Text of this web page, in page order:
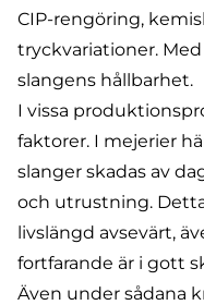
CIP-rengöring,
tryckvariationer.
slangens hållbarhet.
I vissa
faktorer. I mejerier
slanger skadas av
och utrustning.
livslängd avsevärt,
fortfarande är i gott
Även under sådana